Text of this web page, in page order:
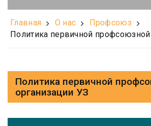
Главная О нас
Профсоюз
Политика первичной профсоюзной
Политика первичной
организации УЗ